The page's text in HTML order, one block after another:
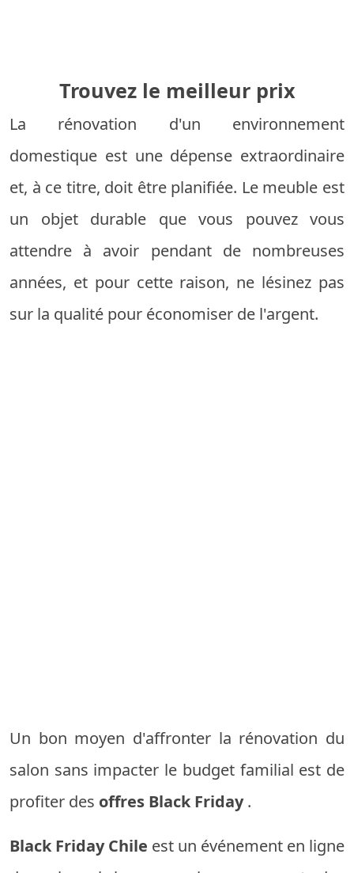
Trouvez le meilleur prix
La rénovation d'un environnement
domestique est une dépense extraordinaire
et, à ce titre, doit être planifiée. Le meuble est
un objet durable que vous pouvez vous
attendre à avoir pendant de nombreuses
années, et pour cette raison, ne lésinez pas
sur la qualité pour économiser de l'argent.
Un bon moyen d'affronter la rénovation du
salon sans impacter le budget familial est de
profiter des offres Black Friday.
Black Friday Chile est un événement en ligne